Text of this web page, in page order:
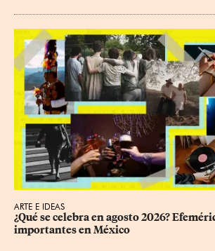
ARTE E IDEAS
¿Qué se celebra en agosto 2026?
importantes en México